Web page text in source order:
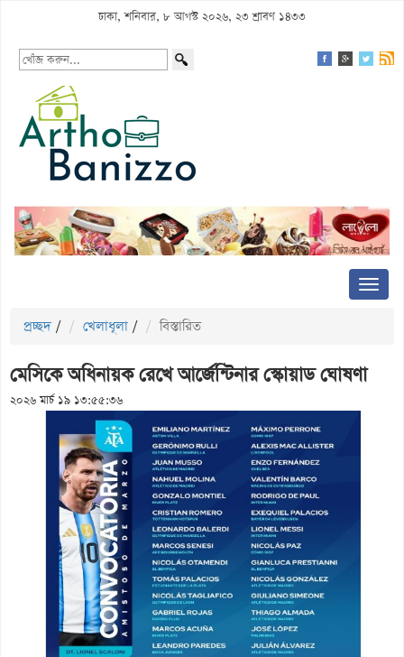
ঢাকা, শনিবার, ৮ আগস্ট ২০২৬, ২৩ শ্রাবণ ১৪৩৩
প্রচ্ছদ / খেলাধূলা / বিস্তারিত
মেসিকে অধিনায়ক রেখে আর্জেন্টিনার স্কোয়াড ঘোষণা
২০২৬ মার্চ ১৯ ১৩:৫৫:৩৬